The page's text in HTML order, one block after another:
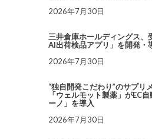
2026年7月30日
三井倉庫ホールディングス、
AI出荷検品アプリ」を開発・
2026年7月30日
“独自開発こだわり”のサプリ
「ウェルモット製薬」がEC
ーノ」を導入
2026年7月30日